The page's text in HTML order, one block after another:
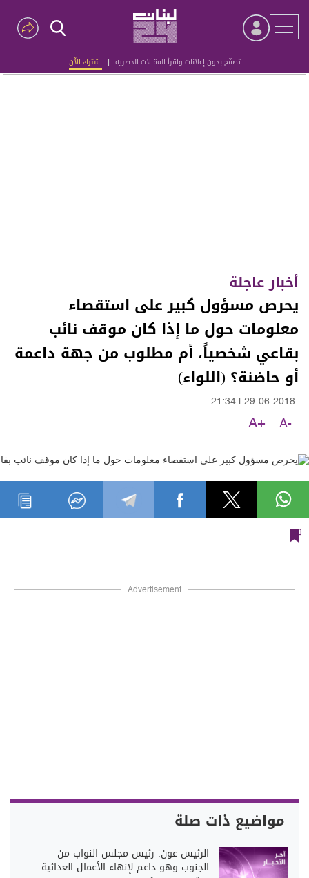
تصفّح بدون إعلانات واقرأ المقالات الحصرية | اشترك الآن
Advertisement
أخبار عاجلة
يحرص مسؤول كبير على استقصاء
معلومات حول ما إذا كان موقف نائب
بقاعي شخصياً، أم مطلوب من جهة داعمة
أو حاضنة؟ (اللواء)
29-06-2018
21:34
A-
A+
Advertisement
مواضيع ذات صلة
الرئيس عون: رئيس مجلس النواب من
الجنوب وهو داعم لإنهاء الأعمال العدائية